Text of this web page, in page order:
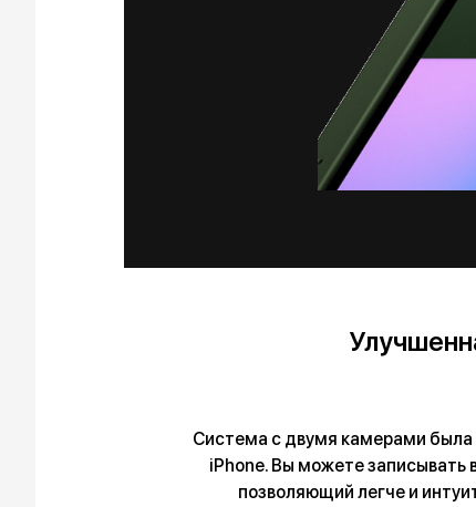
Система с двумя камерами
iPhone. Вы можете записывать
позволяющий легче и